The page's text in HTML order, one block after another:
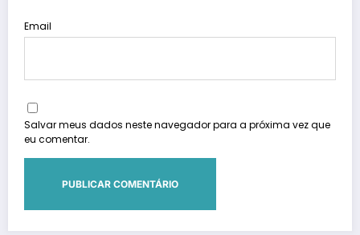
Email
Salvar meus dados neste navegador para a próxima vez que
eu comentar.